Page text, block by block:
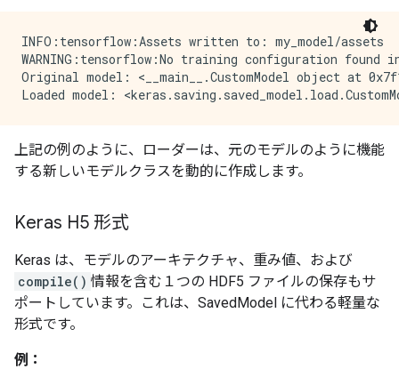
INFO:tensorflow:Assets written to: my_model/assets
WARNING:tensorflow:No training configuration
Original model: <__main__.CustomModel object at
上記の例のように、ローダーは、元のモデルのように機能
する新しいモデルクラスを動的に作成します。
Keras H5 形式
Keras は、モデルのアーキテクチャ、重み値、および
compile() 情報を含む１つの HDF5 ファイルの保存もサ
ポートしています。これは、SavedModel に代わる軽量な
形式です。
例：